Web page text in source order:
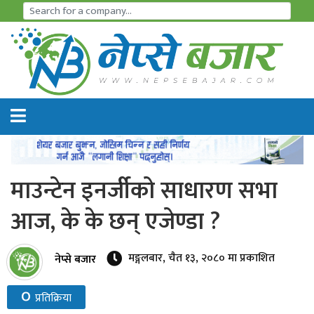
समाचार
अर्थतन्त्र
शेयर
आइ
पि
ओ
हाइड्रो
पावर
माउन्टेन इनर्जीको साधारण सभा
आज, के के छन् एजेण्डा ?
नेप्से बजार मङ्गलबार, चैत १३, २०८० मा प्रकाशित
० प्रतिक्रिया